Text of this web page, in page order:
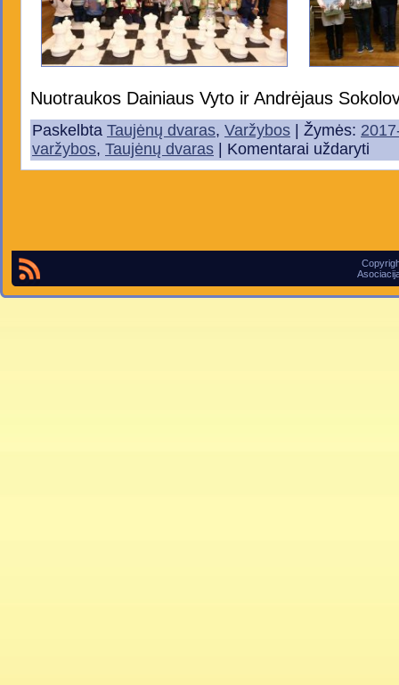
Nuotraukos Dainiaus Vyto ir Andrėjaus
Paskelbta Taujėnų dvaras, Varžybos | Žymės:
varžybos, Taujėnų dvaras | Komentarai uždaryti